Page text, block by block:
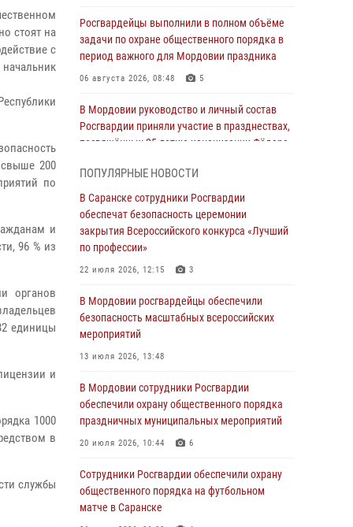
стоят на
с
свыше 200
по
и
96 % из
органов
единицы
и
1000
в
службы
Росгвардейцы выполнили в полном объёме
задачи по охране общественного порядка в
период важного для Мордовии праздника
06 августа 2026, 08:48 5
В Мордовии руководство и личный состав
Росгвардии приняли участие в празднествах,
посвящённых 25-летию канонизации Фёдора
В Саранске сотрудники Росгвардии
задержали дебошира, повредившего
имущество в кафе
06 августа 2026, 07:03
В Саранске по обращению жителей
правоохранители отреагировали
незамедлительно
05 августа 2026, 15:04
В Саранске сотрудники Росгвардии
задержали мужчину, подозреваемого в
причинении телесных повреждений супруге
05 августа 2026, 12:34
Росгвардейцы обеспечили общественную
безопасность во время проведения
масштабного праздника в Темникове
ПОПУЛЯРНЫЕ НОВОСТИ
В Саранске сотрудники Росгвардии
обеспечат безопасность церемонии
закрытия Всероссийского конкурса «Лучший
по профессии»
22 июля 2026, 12:15 3
В Мордовии росгвардейцы обеспечили
безопасность масштабных всероссийских
мероприятий
13 июля 2026, 13:48
В Мордовии сотрудники Росгвардии
обеспечили охрану общественного порядка
праздничных муниципальных мероприятий
20 июля 2026, 10:44 6
Сотрудники Росгвардии обеспечили охрану
общественного порядка на футбольном
матче в Саранске